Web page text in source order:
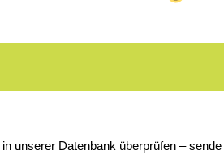
unserer Datenbank überprüfen –